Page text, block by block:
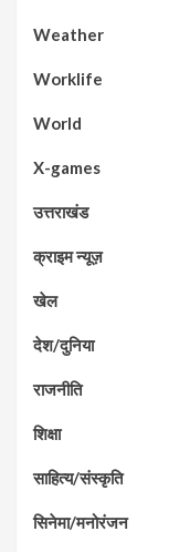
Weather
Worklife
World
X-games
उत्तराखंड
क्राइम न्यूज़
खेल
देश/दुनिया
राजनीति
शिक्षा
साहित्य/संस्कृति
सिनेमा/मनोरंजन